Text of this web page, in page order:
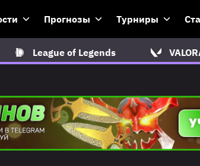
Прогнозы Турниры
League of Legends